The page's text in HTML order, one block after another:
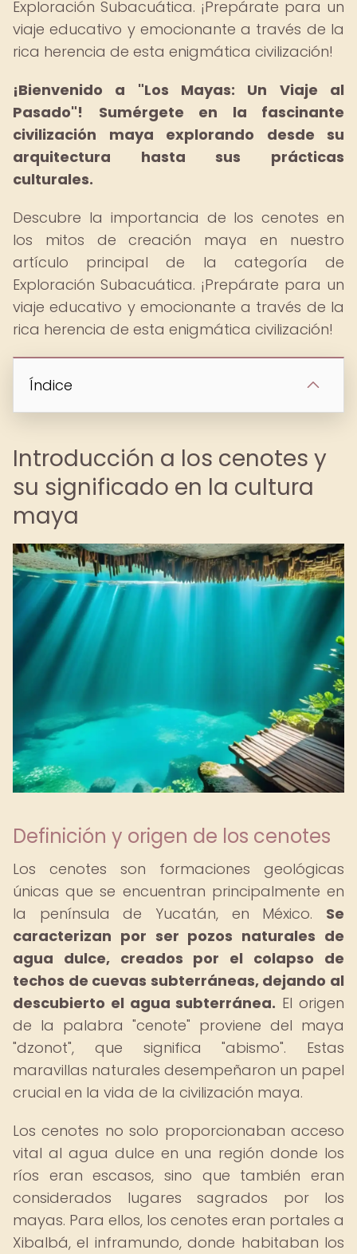
Exploración Subacuática. ¡Prepárate para un
viaje educativo y emocionante a través de la
rica herencia de esta enigmática civilización!
¡Bienvenido a "Los Mayas: Un Viaje al
Pasado"!
Sumérgete en la fascinante
civilización maya explorando desde su
arquitectura hasta sus prácticas
culturales.
Descubre la importancia de los cenotes en
los mitos de creación maya en nuestro
artículo principal de la categoría de
Exploración Subacuática. ¡Prepárate para un
viaje educativo y emocionante a través de la
rica herencia de esta enigmática civilización!
Índice
Introducción a los cenotes y
su significado en la cultura
maya
Definición y origen de los cenotes
Los cenotes son formaciones geológicas
únicas que se encuentran principalmente en
la península de Yucatán, en México. Se
caracterizan por ser pozos naturales de
agua dulce, creados por el colapso de
techos de cuevas subterráneas, dejando al
descubierto el agua subterránea. El origen
de la palabra "cenote" proviene del maya
"dzonot", que significa "abismo". Estas
maravillas naturales desempeñaron un papel
crucial en la vida de la civilización maya.
Los cenotes no solo proporcionaban acceso
vital al agua dulce en una región donde los
ríos eran escasos, sino que también eran
considerados lugares sagrados por los
mayas. Para ellos, los cenotes eran portales a
Xibalbá, el inframundo, donde habitaban los